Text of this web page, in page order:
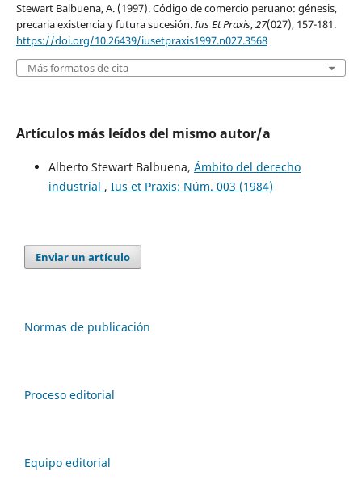
Stewart Balbuena, A. (1997). Código de comercio peruano: génesis,
precaria existencia y futura sucesión.Ius Et Praxis,27(027), 157-181.
https://doi.org/10.26439/iusetpraxis1997.n027.3568
Más formatos de cita
Artículos más leídos del mismo autor/a
Alberto Stewart Balbuena, Ámbito del derecho
industrial , Ius et Praxis: Núm. 003 (1984)
Enviar un artículo
Normas de publicación
Proceso editorial
Equipo editorial